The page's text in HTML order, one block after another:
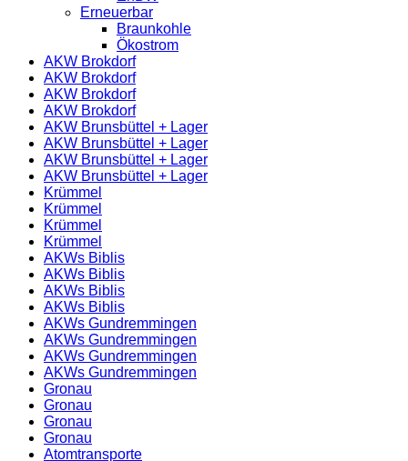
Erneuerbar
Braunkohle
Ökostrom
AKW Brokdorf
AKW Brokdorf
AKW Brokdorf
AKW Brokdorf
AKW Brunsbüttel + Lager
AKW Brunsbüttel + Lager
AKW Brunsbüttel + Lager
AKW Brunsbüttel + Lager
Krümmel
Krümmel
Krümmel
Krümmel
AKWs Biblis
AKWs Biblis
AKWs Biblis
AKWs Biblis
AKWs Gundremmingen
AKWs Gundremmingen
AKWs Gundremmingen
AKWs Gundremmingen
Gronau
Gronau
Gronau
Gronau
Atomtransporte